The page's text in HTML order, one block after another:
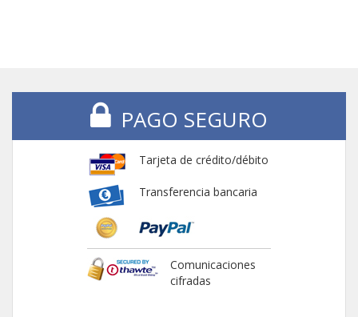
PAGO SEGURO
Tarjeta de crédito/débito
Transferencia bancaria
Comunicaciones
cifradas